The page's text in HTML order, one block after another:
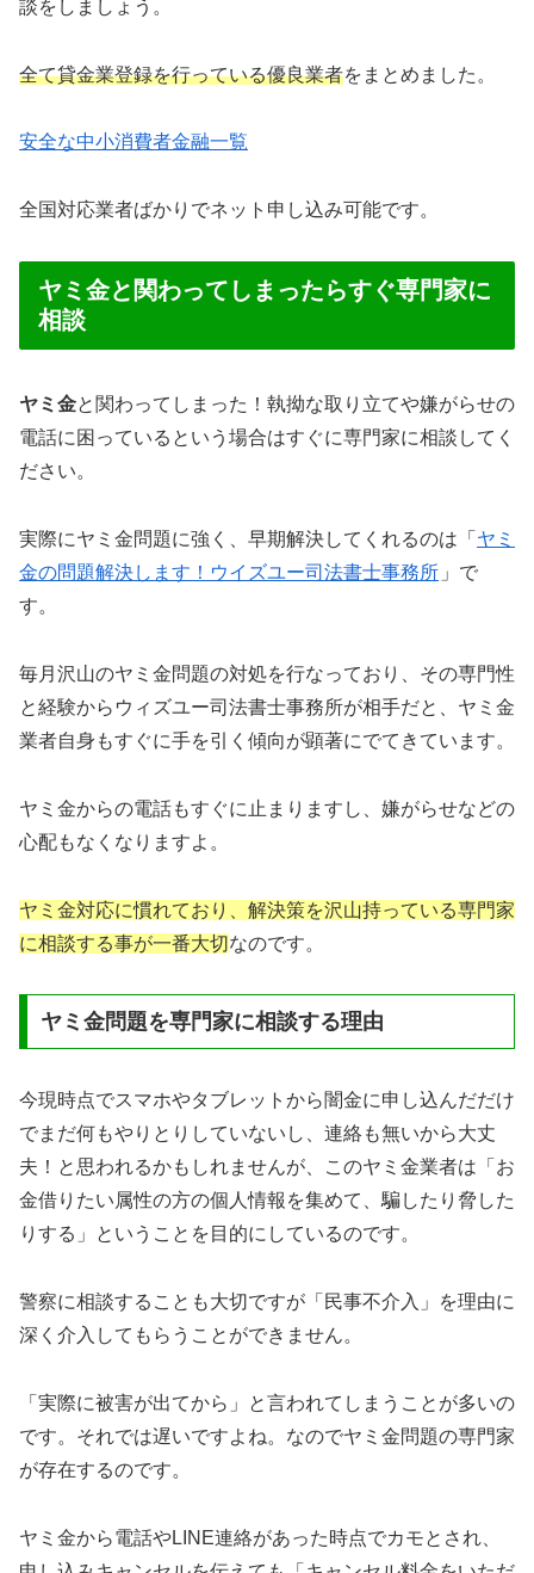
談をしましょう。
全て貸金業登録を行っている優良業者をまとめました。
安全な中小消費者金融一覧
全国対応業者ばかりでネット申し込み可能です。
ヤミ金と関わってしまったらすぐ専門家に
相談
ヤミ金と関わってしまった！執拗な取り立てや嫌がらせの
電話に困っているという場合はすぐに専門家に相談してく
ださい。
実際にヤミ金問題に強く、早期解決してくれるのは「 ヤミ
金の問題解決します！ウイズユー司法書士事務所 」で
す。
毎月沢山のヤミ金問題の対処を行なっており、その専門性
と経験からウィズユー司法書士事務所が相手だと、ヤミ金
業者自身もすぐに手を引く傾向が顕著にでてきています。
ヤミ金からの電話もすぐに止まりますし、嫌がらせなどの
心配もなくなりますよ。
ヤミ金対応に慣れており、解決策を沢山持っている専門家
に相談する事が一番大切なのです。
ヤミ金問題を専門家に相談する理由
今現時点でスマホやタブレットから闇金に申し込んだだけ
でまだ何もやりとりしていないし、連絡も無いから大丈
夫！と思われるかもしれませんが、このヤミ金業者は「お
金借りたい属性の方の個人情報を集めて、騙したり脅した
りする」ということを目的にしているのです。
警察に相談することも大切ですが「民事不介入」を理由に
深く介入してもらうことができません。
「実際に被害が出てから」と言われてしまうことが多いの
です。それでは遅いですよね。なのでヤミ金問題の専門家
が存在するのです。
ヤミ金から電話やLINE連絡があった時点でカモとされ、